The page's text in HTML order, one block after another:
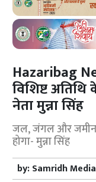
Hazaribag
विशिष्ट
नेता मुन्ना सिंह
जल, जंगल और जमीन
होगा- मुन्ना सिंह
by:Samridh